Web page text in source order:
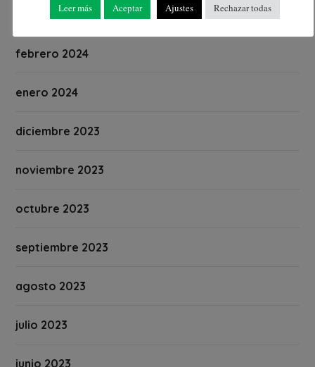
marzo 2024
febrero 2024
enero 2024
diciembre 2023
noviembre 2023
octubre 2023
septiembre 2023
agosto 2023
julio 2023
junio 2023
Leer más Aceptar Ajustes Rechazar todas